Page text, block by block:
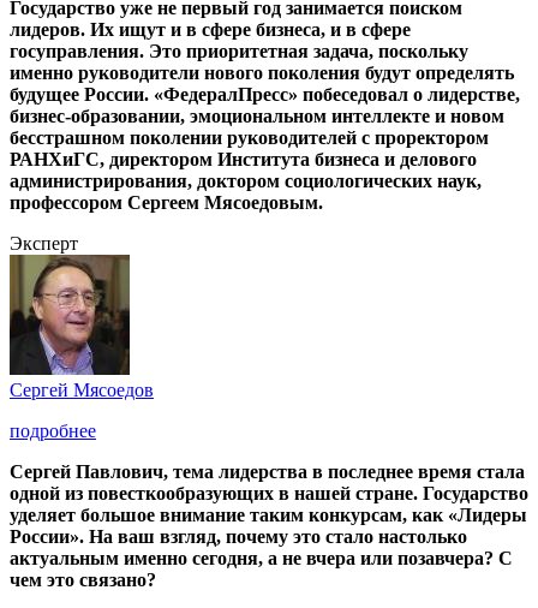
Государство уже не первый год занимается поиском
лидеров. Их ищут и в сфере бизнеса, и в сфере
госуправления. Это приоритетная задача, поскольку
именно руководители нового поколения будут определять
будущее России. «ФедералПресс» побеседовал о лидерстве,
бизнес-образовании, эмоциональном интеллекте и новом
бесстрашном поколении руководителей с проректором
РАНХиГС, директором Института бизнеса и делового
администрирования, доктором социологических наук,
профессором Сергеем Мясоедовым.
Эксперт
Сергей Мясоедов
подробнее
Сергей Павлович, тема лидерства в последнее время стала
одной из повесткообразующих в нашей стране. Государство
уделяет большое внимание таким конкурсам, как «Лидеры
России». На ваш взгляд, почему это стало настолько
актуальным именно сегодня, а не вчера или позавчера? С
чем это связано?